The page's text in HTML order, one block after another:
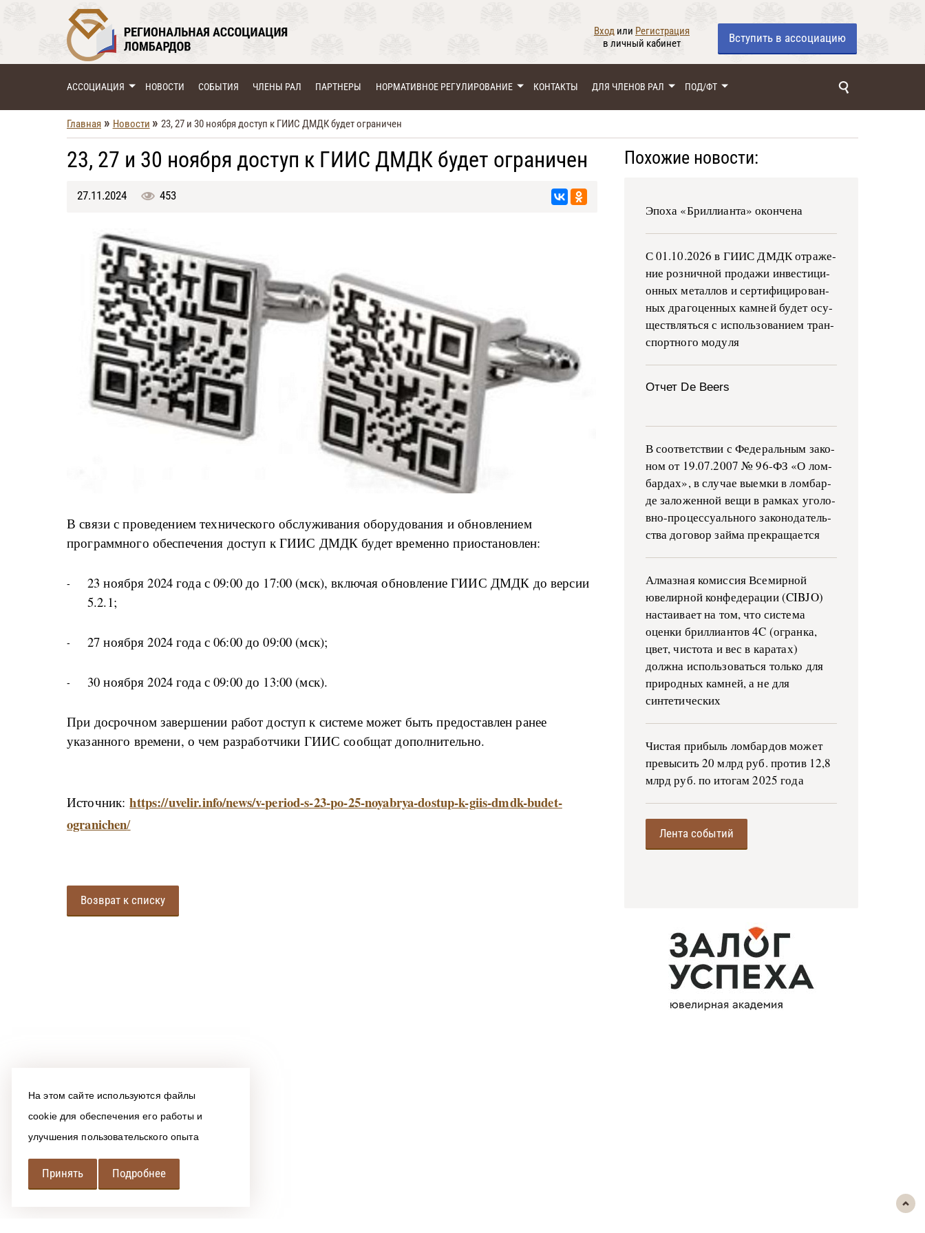
На этом сайте используются файлы
cookie для обеспечения его работы и
улучшения пользовательского опыта
Принять Подробнее
Вход или Регистрация
в личный кабинет
Вступить в ассоциацию
АССОЦИАЦИЯ НОВОСТИ СОБЫТИЯ ЧЛЕНЫ РАЛ ПАРТНЕРЫ НОРМАТИВНОЕ РЕГУЛИРОВАНИЕ КОНТАКТЫ ДЛЯ ЧЛЕНОВ РАЛ ПОД/ФТ
Главная » Новости » 23, 27 и 30 ноября доступ к ГИИС ДМДК будет ограничен
23, 27 и 30 ноября доступ к ГИИС ДМДК будет ограничен
27.11.2024 453
В связи с проведением технического обслуживания оборудования и обновлением
программного обеспечения доступ к ГИИС ДМДК будет временно приостановлен:
23 ноября 2024 года с 09:00 до 17:00 (мск), включая обновление ГИИС ДМДК до версии
5.2.1;
27 ноября 2024 года с 06:00 до 09:00 (мск);
30 ноября 2024 года с 09:00 до 13:00 (мск).
При досрочном завершении работ доступ к системе может быть предоставлен ранее
указанного времени, о чем разработчики ГИИС сообщат дополнительно.
Источник:https://uvelir.info/news/v-period-s-23-po-25-noyabrya-dostup-k-giis-dmdk-budet-
ogranichen/
Возврат к списку
Похожие новости:
Эпоха «Бриллианта» окончена
С 01.10.2026 в ГИИС ДМДК от­ра­же­
ние роз­ни­ч­ной про­да­жи ин­ве­сти­ци­
он­ных ме­тал­лов и сер­ти­фи­ци­ро­ван­
ных дра­го­цен­ных ка­м­ней бу­дет осу­
ще­ств­лять­ся с ис­поль­зо­ва­ни­ем тран­
с­пор­т­но­го мо­ду­ля
Отчет De Beers
В со­о­т­вет­ствии с Фе­де­раль­ным за­ко­
ном от 19.07.2007 № 96-ФЗ «О ло­м­
бар­дах», в слу­чае вы­е­м­ки в ло­м­бар­
де за­ло­жен­ной ве­щи в ра­м­ках уго­ло­
в­но-­про­цес­су­аль­но­го за­ко­но­да­тель­
ства до­го­вор зай­ма пре­кра­ща­ет­ся
Алмазная комиссия Всемирной
ювелирной конфедерации (CIBJO)
настаивает на том, что система
оценки бриллиантов 4C (огранка,
цвет, чистота и вес в каратах)
должна использоваться только для
природных камней, а не для
синтетических
Чистая прибыль ломбардов может
превысить 20 млрд руб. против 12,8
млрд руб. по итогам 2025 года
Лента событий